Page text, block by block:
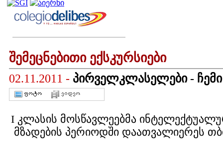
შემეცნებითი ექსკურსიები
02.11.2011 - პირველკლასელები -
I კლასის მოსწავლეებმა
მზადების პერიოდში დაათვალიერეს